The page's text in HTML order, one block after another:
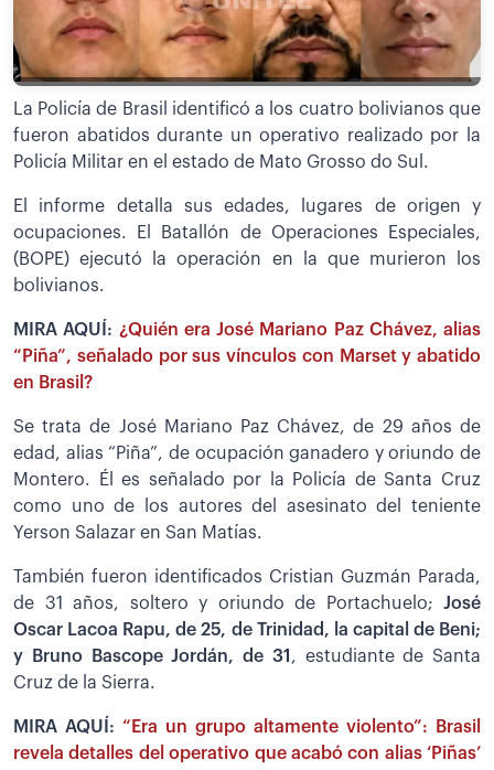
La Policía de Brasil identificó a los cuatro bolivianos que
fueron abatidos durante un operativo realizado por la
Policía Militar en el estado de Mato Grosso do Sul.
El informe detalla sus edades, lugares de origen y
ocupaciones. El Batallón de Operaciones Especiales,
(BOPE) ejecutó la operación en la que murieron los
bolivianos.
MIRA AQUÍ: ¿Quién era José Mariano Paz Chávez, alias
“Piña”, señalado por sus vínculos con Marset y abatido
en Brasil?
Se trata de José Mariano Paz Chávez, de 29 años de
edad, alias “Piña”, de ocupación ganadero y oriundo de
Montero. Él es señalado por la Policía de Santa Cruz
como uno de los autores del asesinato del teniente
Yerson Salazar en San Matías.
También fueron identificados Cristian Guzmán Parada,
de 31 años, soltero y oriundo de Portachuelo; José
Oscar Lacoa Rapu, de 25, de Trinidad, la capital de Beni;
y Bruno Bascope Jordán, de 31 , estudiante de Santa
Cruz de la Sierra.
MIRA AQUÍ: “Era un grupo altamente violento”: Brasil
revela detalles del operativo que acabó con alias ‘Piñas’